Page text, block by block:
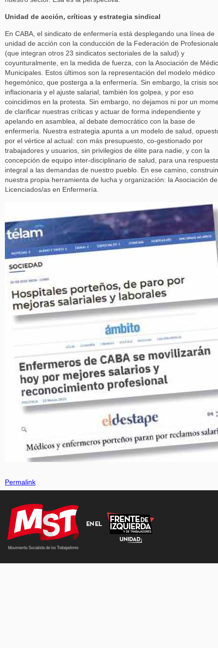
Unidad de acción, críticas y estrategia sindical
En CABA, el sindicato de enfermería está desplegando una línea de
unidad de acción con la conducción de la Federación de
(que integran otros 23 sindicatos sectoriales de la salud) y
coyunturalmente, en la medida de fuerza, con la Asociación de
Municipales. Estos últimos son la representación del modelo médico
hegemónico, que posterga a la enfermería. Sin embargo, la crisis
inflacionaria y el ajuste salarial, también los golpea, y por eso
coincidimos en la protesta. Sin embargo, no dejamos ni por un
de clarificar nuestras críticas y actuar de forma independiente y
apelando en asamblea, al debate democrático con la base de
enfermería. Nuestra estrategia apunta a un modelo de salud,
por el vértice al actual: con más presupuesto, co-gestionado por
trabajadores y usuarios, sin privilegios de élite para nadie, y con la
concepción de equipo inter-disciplinario de salud, para una
integral a las demandas de nuestro pueblo. En ese camino,
nuestra propia herramienta de lucha y organización: la Asociación de
Licenciados/as en Enfermería.
Permalink